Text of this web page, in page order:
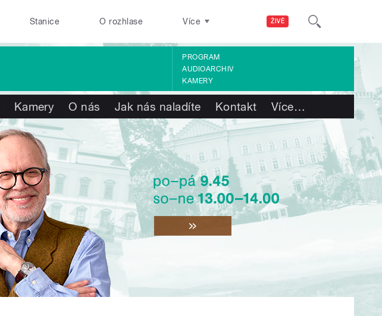
ŽIVĚ
Stanice O rozhlase Více
PROGRAM
AUDIOARCHIV
KAMERY
Kamery O nás Jak nás naladíte Kontakt Více…